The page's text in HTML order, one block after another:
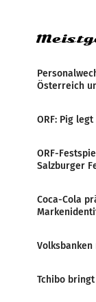
Österreich
ORF: Pig
ORF-
Salzburger
Coca-Cola
Tchibo